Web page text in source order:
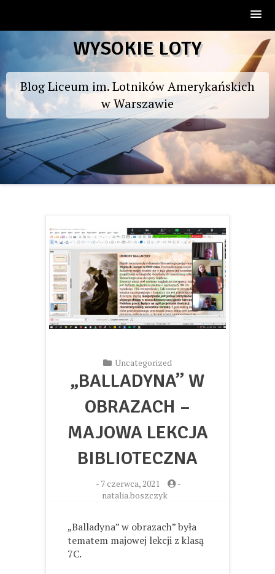
to
WYSOKIE LOTY
Blog Liceum im. Lotników Amerykańskich
w Warszawie
Uncategorized
„BALLADYNA” W
OBRAZACH –
MAJOWA LEKCJA
BIBLIOTECZNA
- 7 czerwca, 2021
-
natalia.boszczyk
„Balladyna” w obrazach” była
tematem majowej lekcji z klasą
7C.